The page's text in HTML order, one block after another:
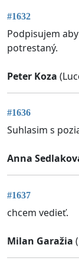
#1632
Podpisujem
potrestaný.
Peter Koza
#1636
Suhlasim s
Anna
#1637
chcem vedieť.
Milan Garažia